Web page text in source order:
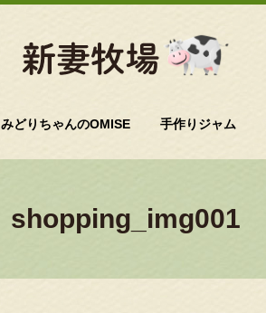
みどりちゃんのOMISE 手作りジャム
shopping_img001